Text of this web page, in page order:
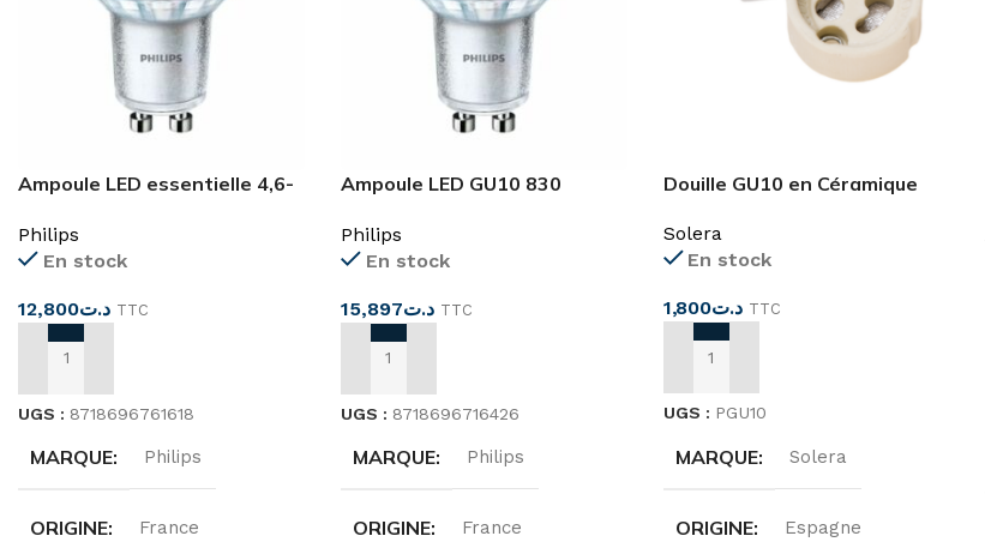
Ampoule LED essentielle 4,6-
Philips
En stock
د.ت12,800 TTC
AJOUTER AU PANIER
UGS : 8718696761618
MARQUE Philips
ORIGINE France
Ampoule LED GU10 830
Philips
En stock
د.ت15,897 TTC
AJOUTER AU PANIER
UGS : 8718696716426
MARQUE Philips
ORIGINE France
Douille GU10 en Céramique
Solera
En stock
د.ت1,800 TTC
AJOUTER AU PANIER
UGS : PGU10
MARQUE Solera
ORIGINE Espagne